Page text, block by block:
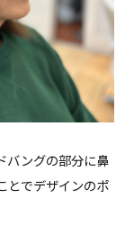
バングの部分に鼻
とでデザインのポ